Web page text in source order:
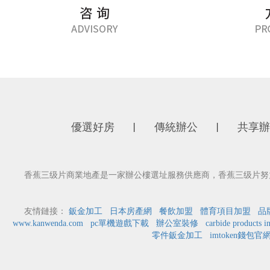
優選好房 傳統辦公 共享
香蕉三级片商業地產是一家辦公樓選址服務供應商，香蕉三级片
友情鏈接： 鈑金加工 日本房產網 餐飲加盟 體育項目加盟
品
www.kanwenda.com
pc單機遊戲下載 辦公室裝修
carbide products
零件鈑金加工
imtoken錢包官